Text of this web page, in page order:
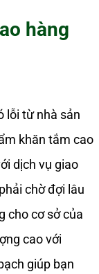
hàng
lỗi từ nhà sản
khăn tắm cao
dịch vụ giao
chờ đợi lâu
cho cơ sở của
cao với
giúp bạn